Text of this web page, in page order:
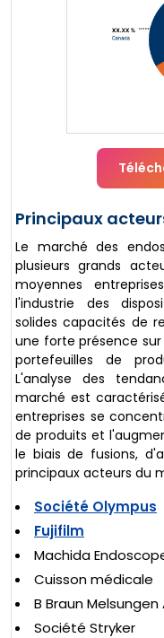
Principaux
Le marché des
plusieurs grands
moyennes
l'industrie des
solides capacités de
une forte présence
portefeuilles de
L'analyse des
marché est
entreprises se
de produits et
le biais de fusions,
principaux acteurs du
Société Olympus
Fujifilm
Machida
Cuisson médicale
B Braun Melsungen
Société Stryker